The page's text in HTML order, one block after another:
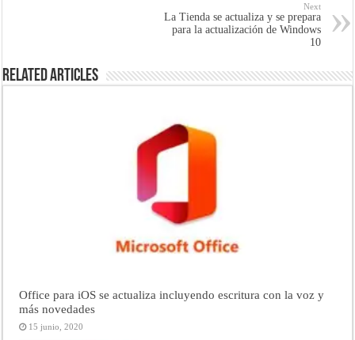
Next
La Tienda se actualiza y se prepara
para la actualización de Windows
10
Related Articles
Office para iOS se actualiza incluyendo escritura con la voz y
más novedades
15 junio, 2020